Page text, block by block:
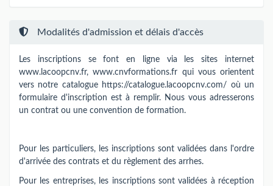
Modalités d'admission et délais d'accès
Les inscriptions se font en ligne via les sites internet
www.lacoopcnv.fr, www.cnvformations.fr qui vous orientent
vers notre catalogue https://catalogue.lacoopcnv.com/ où un
formulaire d'inscription est à remplir. Nous vous adresserons
un contrat ou une convention de formation.
Pour les particuliers, les inscriptions sont validées dans l'ordre
d'arrivée des contrats et du règlement des arrhes.
Pour les entreprises, les inscriptions sont validées à réception